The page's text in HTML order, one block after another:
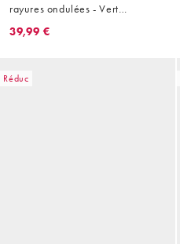
rayures ondulées - Vert
multicolore
39,99 €
Réduc